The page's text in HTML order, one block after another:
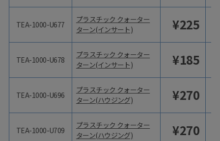
TEA-1000-U677
TEA-1000-U678
TEA-1000-U696
TEA-1000-U709
プラスチック クォーター
ターン(インサート)
¥225
プラスチック クォーター
ターン(インサート)
¥185
プラスチック クォーター
ターン(ハウジング)
¥270
プラスチック クォーター
ターン(ハウジング)
¥270